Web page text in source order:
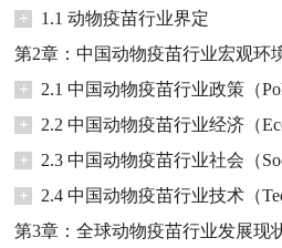
+
1.1 动物疫苗行业界定
第2章：中国动物疫苗行业宏观环
+
2.1 中国动物疫苗行业政策（
+
2.2 中国动物疫苗行业经济（
+
2.3 中国动物疫苗行业社会（
+
2.4 中国动物疫苗行业技术（
第3章：全球动物疫苗行业发展现